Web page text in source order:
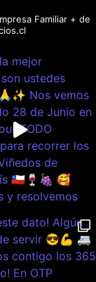
Familiar + de